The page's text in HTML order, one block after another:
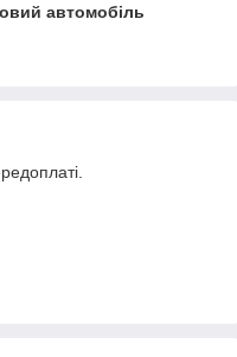
автомобіль